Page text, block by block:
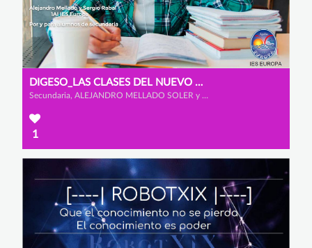
DIGESO_LAS CLASES DEL NUEVO MILENIO
Secundaria, ALEJANDRO MELLADO SOLER y SERGIO RABAL AYALA
1